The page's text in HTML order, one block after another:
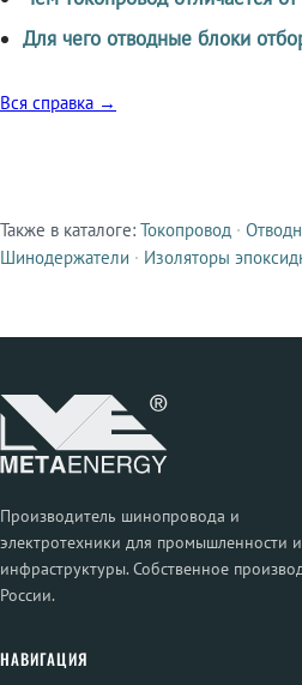
Для чего отводные блоки
Вся справка →
Смежные продукты
Также в каталоге: Токопровод ·
Шинодержатели · Изоляторы
Производитель шинопровода и
электротехники для промышленности и
инфраструктуры. Собственное
России.
НАВИГАЦИЯ